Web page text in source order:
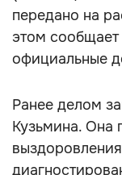
передано на
этом
официальные
Ранее делом
Кузьмина. Она